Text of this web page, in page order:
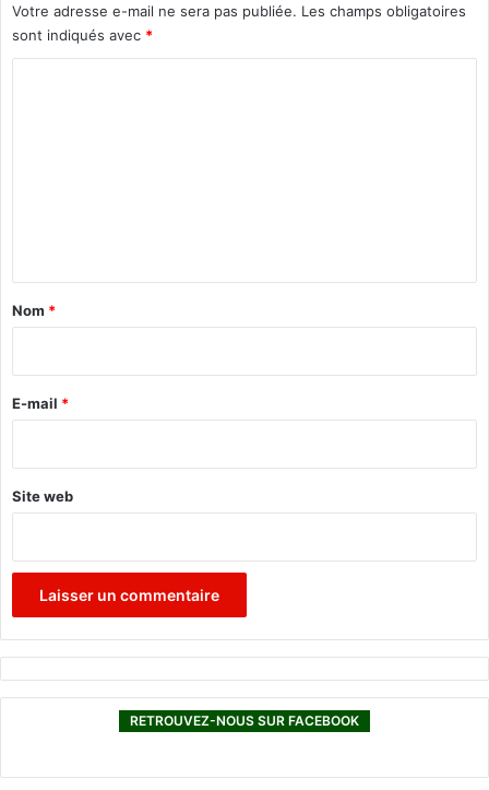
ê
t
e
P
e
t
u
B
E
Votre adresse e-mail ne sera pas publiée. Les champs obligatoires
sont indiqués avec *
a
e
Nom *
E-mail *
Site web
RETROUVEZ-NOUS SUR FACEBOOK